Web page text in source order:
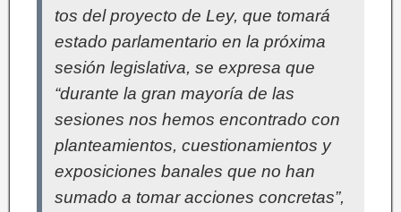
tos del proyecto de Ley, que tomará
estado parlamentario en la próxima
sesión legislativa, se expresa que
“durante la gran mayoría de las
sesiones nos hemos encontrado con
planteamientos, cuestionamientos y
exposiciones banales que no han
sumado a tomar acciones concretas”,